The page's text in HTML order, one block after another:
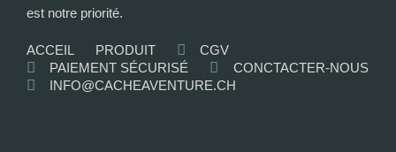
est notre priorité.
ACCEIL PRODUIT
CGV
PAIEMENT SÉCURISÉ
CONCTACTER-NOUS
INFO@CACHEAVENTURE.CH